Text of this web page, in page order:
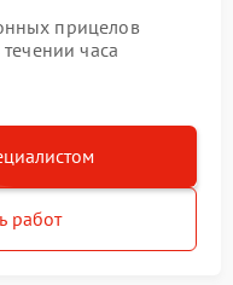
прицелов
часа
работ